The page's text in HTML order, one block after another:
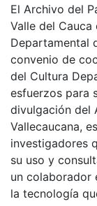
El Archivo del
Valle del
Departamental
convenio de
del Cultura
esfuerzos para
divulgación del
Vallecaucana,
investigadores
su uso y
un colaborador
la tecnología